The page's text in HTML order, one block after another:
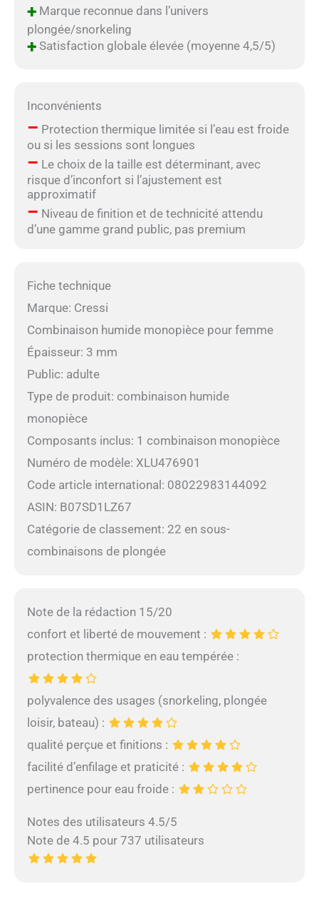
+Marque reconnue dans l’univers
plongée/snorkeling
+Satisfaction globale élevée (moyenne 4,5/5)
Inconvénients
– Protection thermique limitée si l’eau est froide
ou si les sessions sont longues
– Le choix de la taille est déterminant, avec
risque d’inconfort si l’ajustement est
approximatif
– Niveau de finition et de technicité attendu
d’une gamme grand public, pas premium
Fiche technique
Marque: Cressi
Combinaison humide monopièce pour femme
Épaisseur: 3 mm
Public: adulte
Type de produit: combinaison humide
monopièce
Composants inclus: 1 combinaison monopièce
Numéro de modèle: XLU476901
Code article international: 08022983144092
ASIN: B07SD1LZ67
Catégorie de classement: 22 en sous-
combinaisons de plongée
Note de la rédaction 15/20
confort et liberté de mouvement :
protection thermique en eau tempérée :
polyvalence des usages (snorkeling, plongée
loisir, bateau) :
qualité perçue et finitions :
facilité d’enfilage et praticité :
pertinence pour eau froide :
Notes des utilisateurs 4.5/5
Note de 4.5 pour 737 utilisateurs